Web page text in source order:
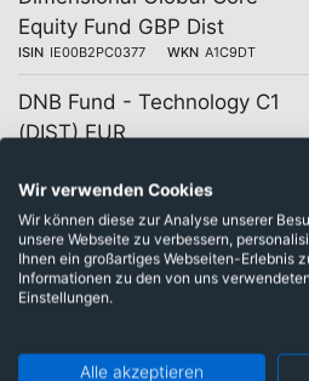
Equity Fund GBP Dist
ISIN IE00B2PC0377 WKN A1C9DT
DNB Fund - Technology C1
(DIST) EUR
Dimensional Global Core
Equity Fund GBP Acc
ISIN IE00B2PC0484 WKN A1C9DU
Bakersteel Global Funds
Fund I2 EUR
Wir verwenden Cookies
Wir können diese zur Analyse unserer
unsere Webseite zu verbessern,
Ihnen ein großartiges Webseiten-Erlebnis
Informationen zu den von uns
Einstellungen.
Alle akzeptieren